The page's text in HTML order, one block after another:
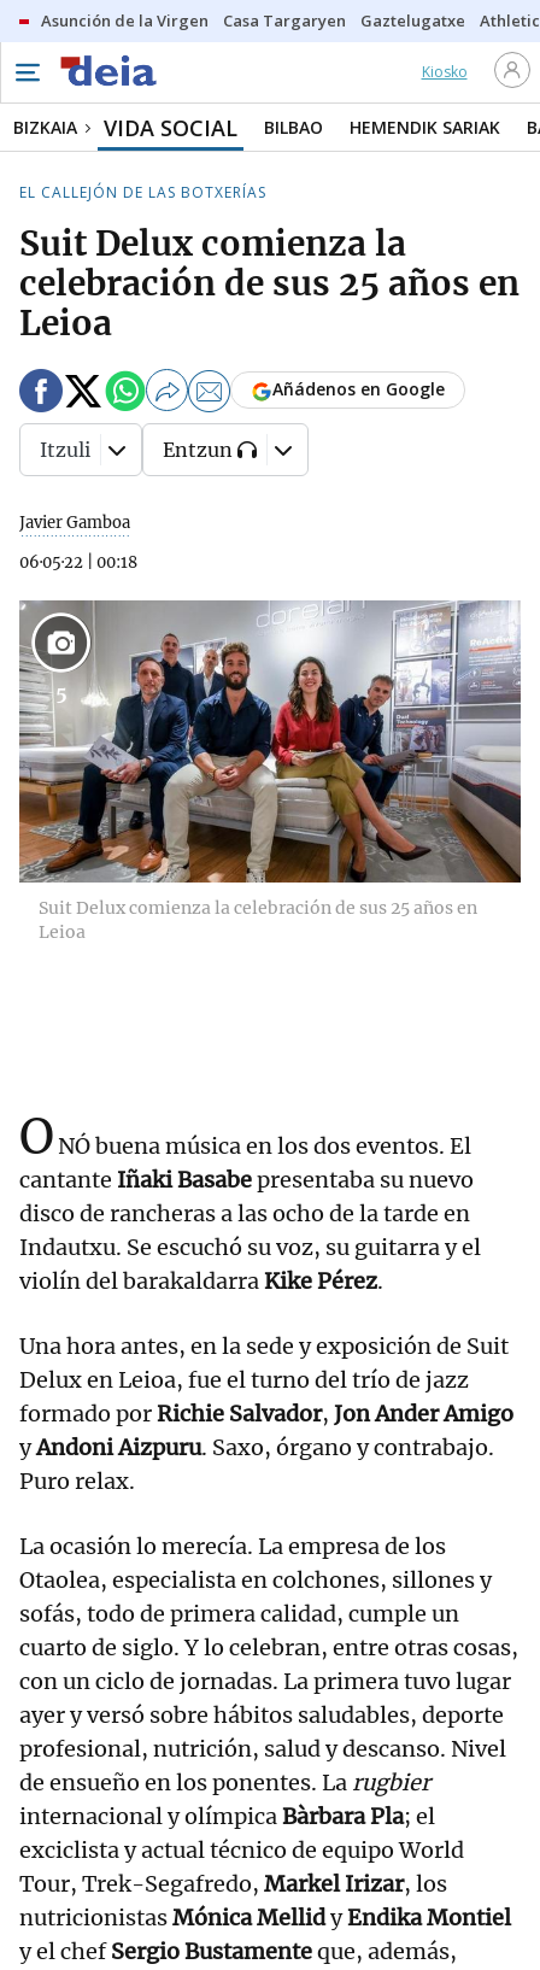
Asunción de la Virgen Casa Targaryen Gaztelugatxe Athletic
Kiosko
BIZKAIA VIDA SOCIAL BILBAO HEMENDIK SARIAK
EL CALLEJÓN DE LAS BOTXERÍAS
Suit Delux comienza la
celebración de sus 25 años en
Leioa
Javier Gamboa
06·05·22
00:18
Añádenos en Google
Itzuli Entzun
5
Suit Delux comienza la celebración de sus 25 años en
Leioa
O NÓ buena música en los dos eventos. El
cantante Iñaki Basabepresentaba su nuevo
disco de rancheras a las ocho de la tarde en
Indautxu. Se escuchó su voz, su guitarra y el
violín del barakaldarraKike Pérez.
Una hora antes, en la sede y exposición de Suit
Delux en Leioa, fue el turno del trío de jazz
formado porRichie Salvador, Jon Ander Amigo
yAndoni Aizpuru. Saxo, órgano y contrabajo.
Puro relax.
La ocasión lo merecía. La empresa de los
Otaolea, especialista en colchones, sillones y
sofás, todo de primera calidad, cumple un
cuarto de siglo. Y lo celebran, entre otras cosas,
con un ciclo de jornadas. La primera tuvo lugar
ayer y versó sobre hábitos saludables, deporte
profesional, nutrición, salud y descanso. Nivel
de ensueño en los ponentes. La rugbier
internacional y olímpicaBàrbara Pla; el
exciclista y actual técnico de equipo World
Tour, Trek-Segafredo, Markel Irizar, los
nutricionistasMónica MellidyEndika Montiel
y el chefSergio Bustamenteque, además,